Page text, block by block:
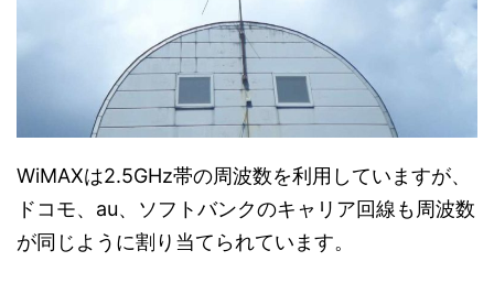
WiMAXは2.5GHz帯の周波数を利用していますが、
ドコモ、au、ソフトバンクのキャリア回線も周波数
が同じように割り当てられています。